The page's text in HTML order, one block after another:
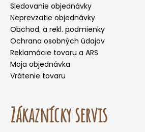
Sledovanie objednávky
Neprevzatie objednávky
Obchod. a rekl. podmienky
Ochrana osobných údajov
Reklamácie tovaru a ARS
Moja objednávka
Vrátenie tovaru
Zákaznícky servis